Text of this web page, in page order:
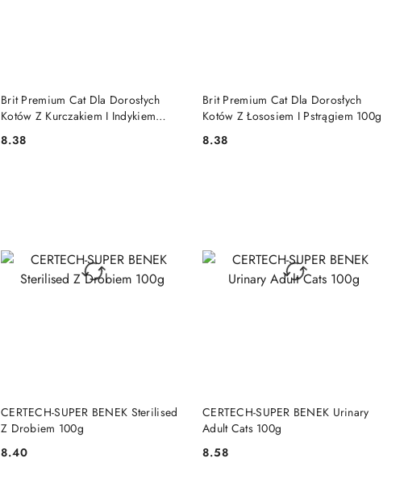
Brit Premium Cat Dla Dorosłych
Kotów Z Kurczakiem I Indykiem
Cena:
8.38
DO KOSZYKA
Brit Premium Cat Dla Dorosłych
Kotów Z Łososiem I Pstrągiem 100g
Cena:
8.38
DO KOSZYKA
CERTECH-SUPER BENEK Sterilised
Z Drobiem 100g
Cena:
8.40
DO KOSZYKA
CERTECH-SUPER BENEK Urinary
Adult Cats 100g
Cena:
8.58
DO KOSZYKA